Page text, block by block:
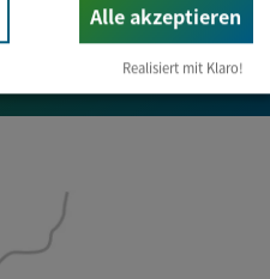
Alle akzeptieren
Realisiert mit Klaro!